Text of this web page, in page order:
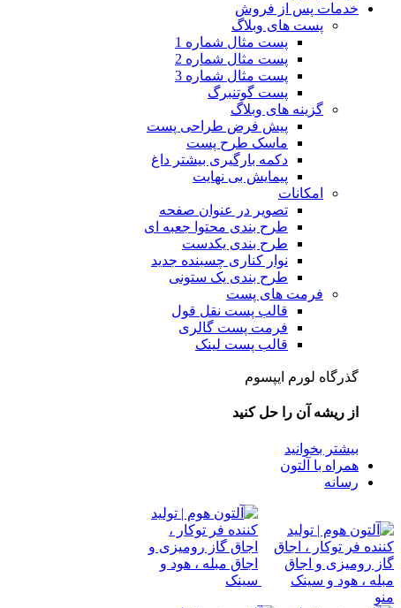
خدمات پس از فروش
پست های وبلاگ
پست مثال شماره 1
پست مثال شماره 2
پست مثال شماره 3
پست گوتنبرگ
گزینه های وبلاگ
پیش فرض طراحی پست
ماسک طرح پست
دکمه بارگیری بیشتر داغ
پیمایش بی نهایت
امکانات
تصویر در عنوان صفحه
طرح بندی محتوا جعبه ای
طرح بندی یکدست
نوار کناری چسبنده جدید
طرح بندی یک ستونی
فرمت های پست
قالب پست نقل قول
فرمت پست گالری
قالب پست لینک
گذرگاه لورم ایپسوم
از ریشه آن را حل کنید
بیشتر بخوانید
همراه با آلتون
رسانه
منو